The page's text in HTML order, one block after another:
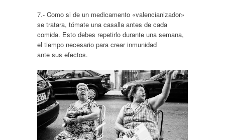
7.- Como si de un medicamento «valencianizador»
se tratara, tómate una casalla antes de cada
comida. Esto debes repetirlo durante una semana,
el tiempo necesario para crear inmunidad
ante sus efectos.